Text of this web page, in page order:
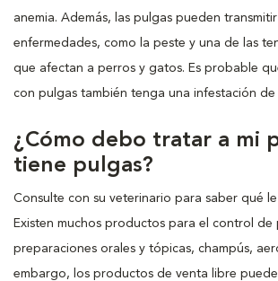
anemia. Además, las pulgas pueden
enfermedades, como la peste y una de las
que afectan a perros y gatos. Es probable
con pulgas también tenga una infestación de
¿Cómo debo tratar a mi
tiene pulgas?
Consulte con su veterinario para saber qué
Existen muchos productos para el control de
preparaciones orales y tópicas, champús,
embargo, los productos de venta libre